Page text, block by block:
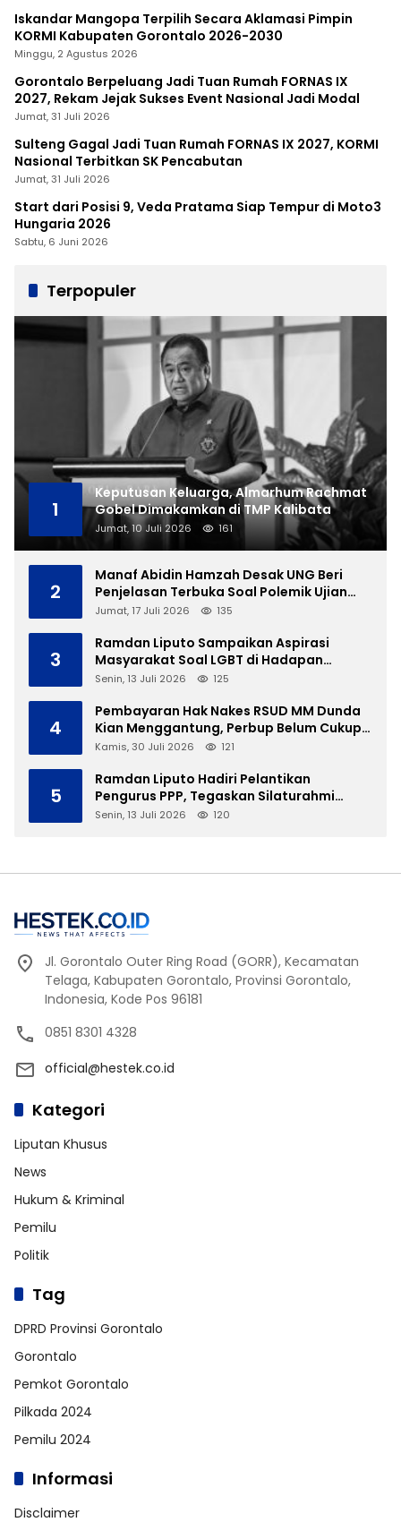
Iskandar Mangopa Terpilih Secara Aklamasi Pimpin
KORMI Kabupaten Gorontalo 2026-2030
Minggu, 2 Agustus 2026
Gorontalo Berpeluang Jadi Tuan Rumah FORNAS IX
2027, Rekam Jejak Sukses Event Nasional Jadi Modal
Jumat, 31 Juli 2026
Sulteng Gagal Jadi Tuan Rumah FORNAS IX 2027, KORMI
Nasional Terbitkan SK Pencabutan
Jumat, 31 Juli 2026
Start dari Posisi 9, Veda Pratama Siap Tempur di Moto3
Hungaria 2026
Sabtu, 6 Juni 2026
Terpopuler
1
Keputusan Keluarga, Almarhum Rachmat
Gobel Dimakamkan di TMP Kalibata
Jumat, 10 Juli 2026 161
2
Manaf Abidin Hamzah Desak UNG Beri
Penjelasan Terbuka Soal Polemik Ujian
Skripsi Mahasiswi
Jumat, 17 Juli 2026 135
3
Ramdan Liputo Sampaikan Aspirasi
Masyarakat Soal LGBT di Hadapan
Gubernur Gusnar
Senin, 13 Juli 2026 125
4
Pembayaran Hak Nakes RSUD MM Dunda
Kian Menggantung, Perbup Belum Cukup
Tanpa Direktur Definitif
Kamis, 30 Juli 2026 121
5
Ramdan Liputo Hadiri Pelantikan
Pengurus PPP, Tegaskan Silaturahmi
Antarpartai Kunci Membangun Gorontalo
Senin, 13 Juli 2026 120
Jl. Gorontalo Outer Ring Road (GORR), Kecamatan
Telaga, Kabupaten Gorontalo, Provinsi Gorontalo,
Indonesia, Kode Pos 96181
0851 8301 4328
official@hestek.co.id
Kategori
Liputan Khusus
News
Hukum & Kriminal
Pemilu
Politik
Tag
DPRD Provinsi Gorontalo
Gorontalo
Pemkot Gorontalo
Pilkada 2024
Pemilu 2024
Informasi
Disclaimer